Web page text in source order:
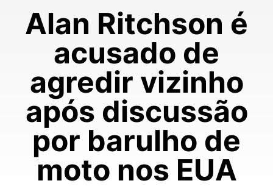
Alan Ritchson é
acusado de
agredir vizinho
após discussão
por barulho de
moto nos EUA